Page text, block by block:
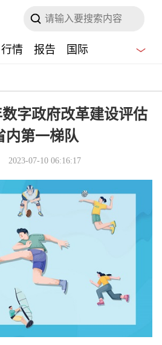
行情 报告 国际
字政府改革建设评估
内第一梯队
2023-07-10 06:16:17